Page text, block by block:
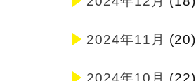
2024年11月 (20)
2024年10月 (22)